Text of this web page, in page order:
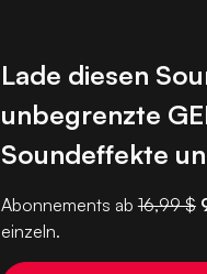
Lade diesen
unbegrenzte
Soundeffekte
Abonnements ab16,99 $
einzeln.